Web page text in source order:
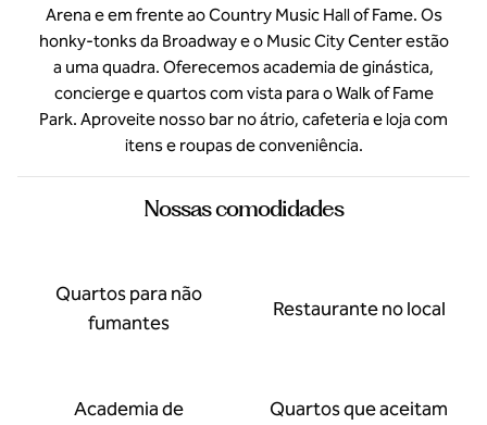
Arena e em frente ao Country Music Hall of Fame. Os
honky-tonks da Broadway e o Music City Center estão
a uma quadra. Oferecemos academia de ginástica,
concierge e quartos com vista para o Walk of Fame
Park. Aproveite nosso bar no átrio, cafeteria e loja com
itens e roupas de conveniência.
Nossas comodidades
Quartos para não
fumantes
Restaurante no local
Academia de
Quartos que aceitam